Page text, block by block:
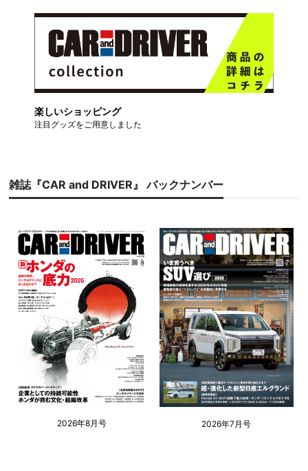
楽しいショッピング
注目グッズをご用意しました
雑誌『CAR and DRIVER』 バックナンバー
2026年8月号 2026年7月号